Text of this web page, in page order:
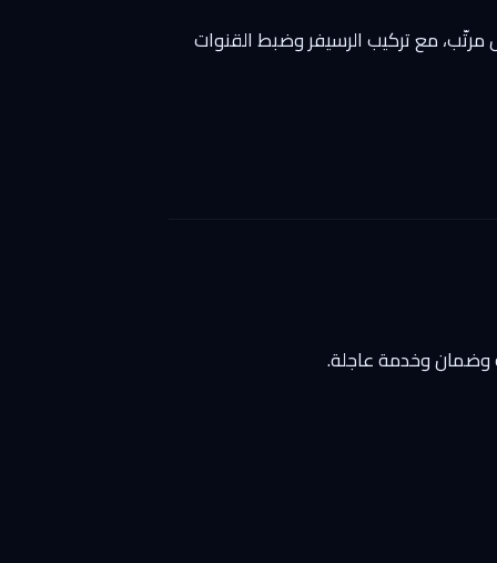
مرتّب، مع تركيب الرسيفر وضبط القنوات
وضمان وخدمة عاجلة.